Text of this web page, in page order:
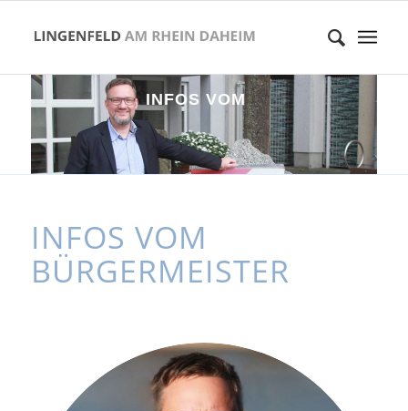
INFOS VOM
BÜ E RMEI TER
INFOS VOM
BÜRGERMEISTER